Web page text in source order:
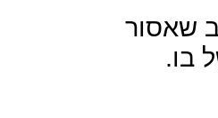
שאסור
בו.